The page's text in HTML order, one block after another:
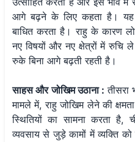
आगे बढ़ने के लिए कहता है। यह
बाधित करता है। राहु के कारण
नए विषयों और नए क्षेत्रों में
रुके बिना आगे बढ़ती रहती है।
साहस और जोखिम उठाना :
मामले में, राहु जोखिम लेने की
स्थितियों का सामना करता
व्यवसाय से जुड़े कामों में व्यक्ति